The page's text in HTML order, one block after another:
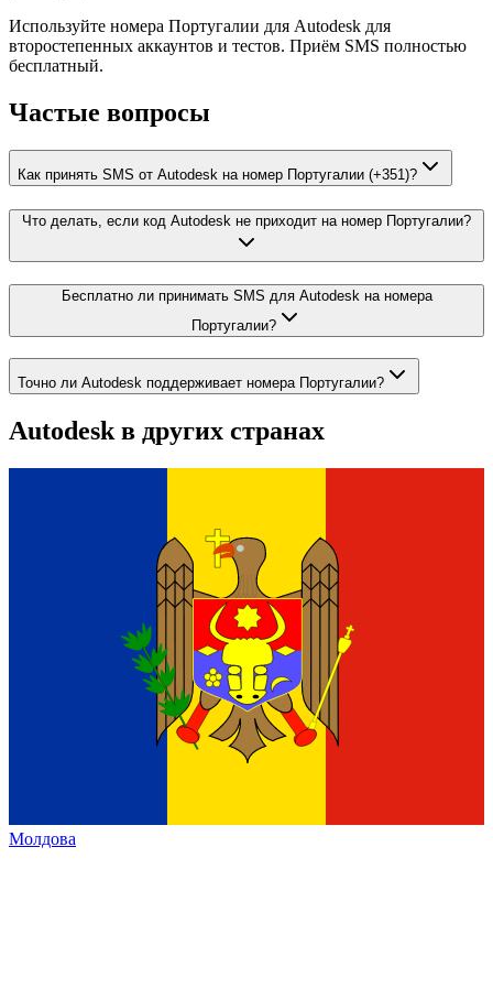
Используйте номера Португалии для Autodesk для
второстепенных аккаунтов и тестов. Приём SMS полностью
бесплатный.
Частые вопросы
Как принять SMS от Autodesk на номер Португалии (+351)?
Что делать, если код Autodesk не приходит на номер Португалии?
Бесплатно ли принимать SMS для Autodesk на номера
Португалии?
Точно ли Autodesk поддерживает номера Португалии?
Autodesk в других странах
Молдова